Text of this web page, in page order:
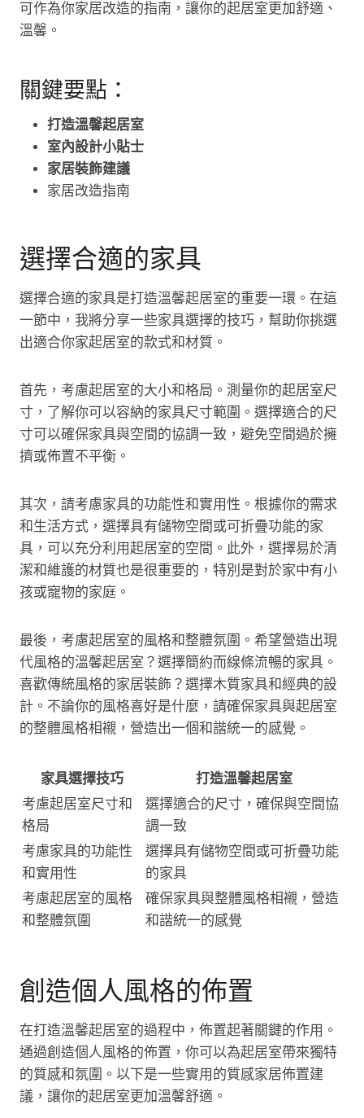
可作為你家居改造的指南，讓你的起居室更加舒適、
溫馨。
關鍵要點：
打造溫馨起居室
室內設計小貼士
家居裝飾建議
家居改造指南
選擇合適的家具
選擇合適的家具是打造溫馨起居室的重要一環。在這
一節中，我將分享一些家具選擇的技巧，幫助你挑選
出適合你家起居室的款式和材質。
首先，考慮起居室的大小和格局。測量你的起居室尺
寸，了解你可以容納的家具尺寸範圍。選擇適合的尺
寸可以確保家具與空間的協調一致，避免空間過於擁
擠或佈置不平衡。
其次，請考慮家具的功能性和實用性。根據你的需求
和生活方式，選擇具有儲物空間或可折疊功能的家
具，可以充分利用起居室的空間。此外，選擇易於清
潔和維護的材質也是很重要的，特別是對於家中有小
孩或寵物的家庭。
最後，考慮起居室的風格和整體氛圍。希望營造出現
代風格的溫馨起居室？選擇簡約而線條流暢的家具。
喜歡傳統風格的家居裝飾？選擇木質家具和經典的設
計。不論你的風格喜好是什麼，請確保家具與起居室
的整體風格相襯，營造出一個和諧統一的感覺。
家具選擇技巧
打造溫馨起居室
考慮起居室尺寸和
格局
選擇適合的尺寸，確保與空間協
調一致
考慮家具的功能性
和實用性
選擇具有儲物空間或可折疊功能
的家具
考慮起居室的風格
和整體氛圍
確保家具與整體風格相襯，營造
和諧統一的感覺
創造個人風格的佈置
在打造溫馨起居室的過程中，佈置起著關鍵的作用。
通過創造個人風格的佈置，你可以為起居室帶來獨特
的質感和氛圍。以下是一些實用的質感家居佈置建
議，讓你的起居室更加溫馨舒適。